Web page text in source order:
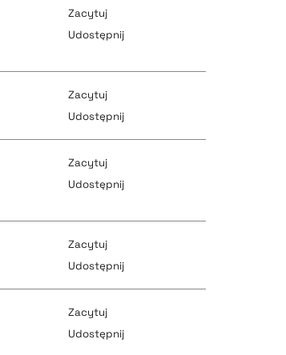
pobierz cytat
pobierz cytat
pobierz cytat
Zacytuj
Udostępnij
pobierz cytat
pobierz cytat
Zacytuj
Udostępnij
pobierz cytat
Zacytuj
Udostępnij
pobierz cytat
Zacytuj
Udostępnij
Zacytuj
Udostępnij